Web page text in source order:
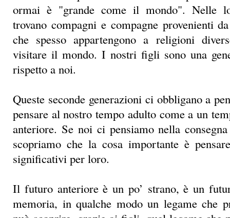
Queste seconde generazioni ci obbligano a
pensare al nostro tempo adulto come a un
anteriore. Se noi ci pensiamo nella
scopriamo che la cosa importante è
significativi per loro.
Il futuro anteriore è un po’ strano, è un
memoria, in qualche modo un legame che
può scoprire, grazie ai figli, quel legame che
possiamo operare: per tenere conciliazioni
leggere, fragili e, contemporaneamente,
condiviso, una convivialità fatta di
riconoscimenti.